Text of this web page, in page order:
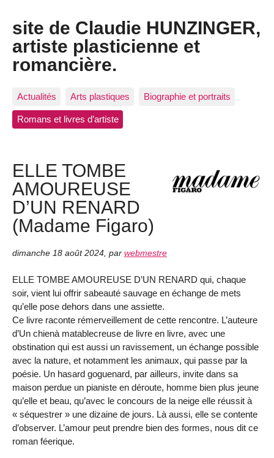
site de Claudie HUNZINGER,
artiste plasticienne et
romancière.
Actualités Arts plastiques Biographie et portraits
Romans et livres d’artiste
ELLE TOMBE
AMOUREUSE
D’UN RENARD
(Madame Figaro)
dimanche 18 août 2024 par webmestre
ELLE TOMBE AMOUREUSE D’UN RENARD qui, chaque
soir, vient lui offrir sabeauté sauvage en échange de mets
qu’elle pose dehors dans une assiette.
Ce livre raconte rémerveillement de cette rencontre. L’auteure
d’Un chienà matablecreuse de livre en livre, avec une
obstination qui est aussi un ravissement, un échange possible
avec la nature, et notamment les animaux, qui passe par la
poésie. Un hasard goguenard, par ailleurs, invite dans sa
maison perdue un pianiste en déroute, homme bien plus jeune
qu’elle et beau, qu’avec le concours de la neige elle réussit à
« séquestrer » une dizaine de jours. Là aussi, elle se contente
d’observer. L’amour peut prendre bien des formes, nous dit ce
roman féerique.